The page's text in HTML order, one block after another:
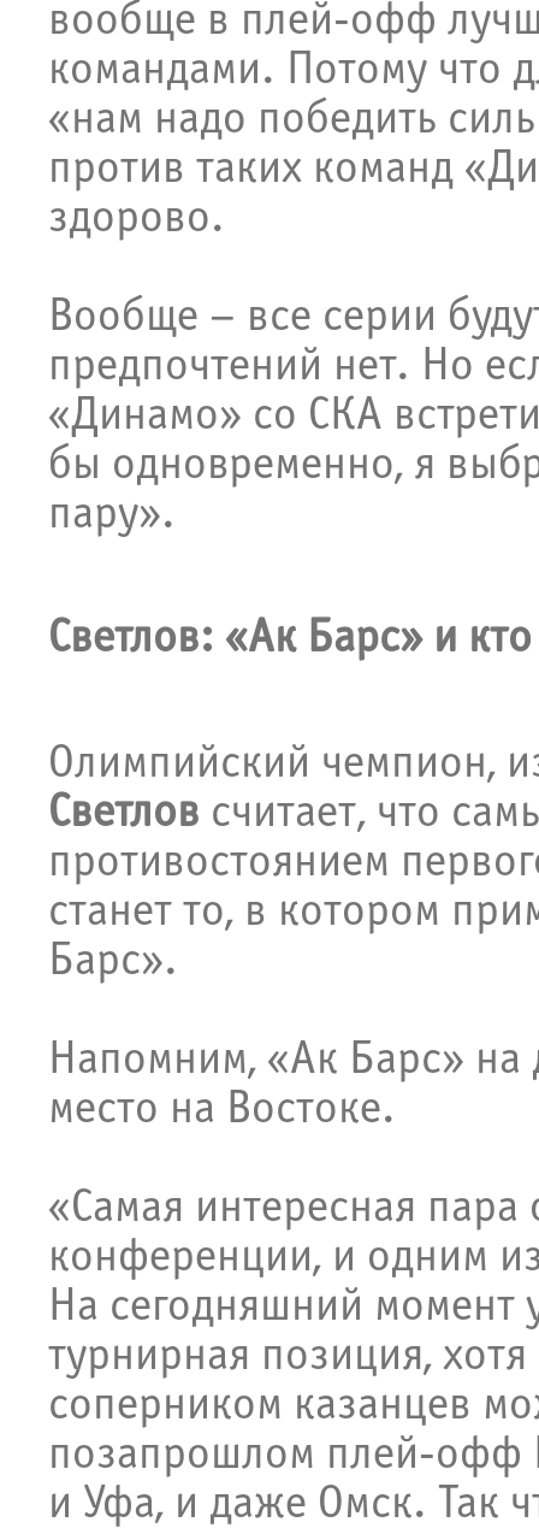
вообще в плей-офф
командами. Потому что
«нам надо победить
против таких команд
здорово.
Вообще – все серии
предпочтений нет. Но
«Динамо» со СКА
бы одновременно, я
пару».
Светлов: «Ак Барс» и
Олимпийский чемпион,
Светлов считает, что
противостоянием
станет то, в котором
Барс».
Напомним, «Ак Барс» на
место на Востоке.
«Самая интересная
конференции, и одним
На сегодняшний момент
турнирная позиция,
соперником казанцев
позапрошлом плей-офф
и Уфа, и даже Омск. Так